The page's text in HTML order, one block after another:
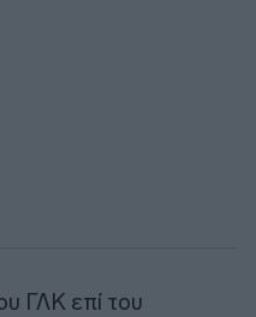
ΓΛΚ επί του